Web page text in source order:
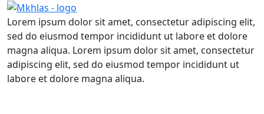
Lorem ipsum dolor sit amet, consectetur adipiscing elit,
sed do eiusmod tempor incididunt ut labore et dolore
magna aliqua. Lorem ipsum dolor sit amet, consectetur
adipiscing elit, sed do eiusmod tempor incididunt ut
labore et dolore magna aliqua.